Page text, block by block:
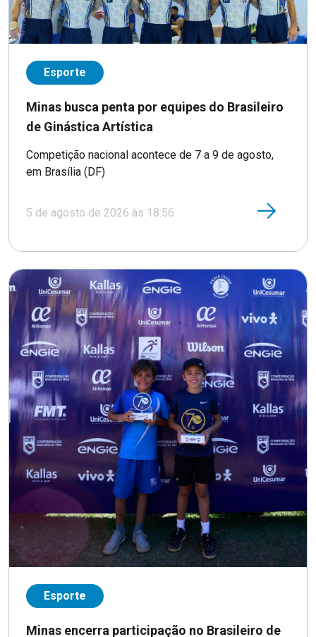
Esporte
Minas busca penta por equipes do Brasileiro
de Ginástica Artística
Competição nacional acontece de 7 a 9 de agosto,
em Brasília (DF)
5 de agosto de 2026 às 18:56
Esporte
Minas encerra participação no Brasileiro de